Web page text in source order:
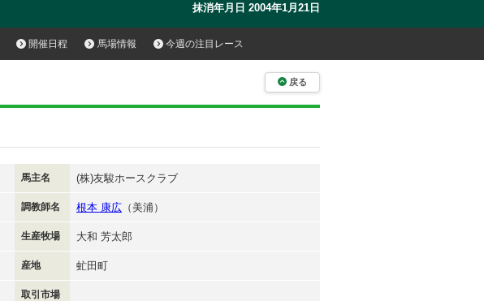
抹消年月日 2004年1月21日
開催日程 馬場情報 今週の注目レース
戻る
馬主名 (株)友駿ホースクラブ
調教師名 根本 康広 （美浦）
生産牧場 大和 芳太郎
産地 虻田町
取引市場